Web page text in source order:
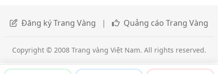
Đăng ký Trang Vàng | Quảng cáo Trang Vàng
Copyright © 2008 Trang vàng Việt Nam. All rights reserved.